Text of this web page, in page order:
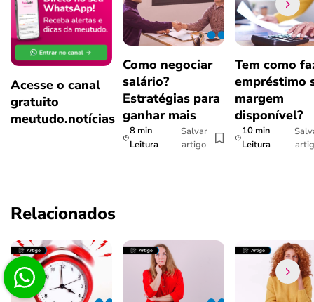
Acesse o canal
gratuito
meutudo.notícias
Como negociar
salário?
Estratégias para
ganhar mais
8 min
Leitura
Salvar
artigo
Tem como
empréstimo
margem
disponível?
10 min
Leitura
Relacionados